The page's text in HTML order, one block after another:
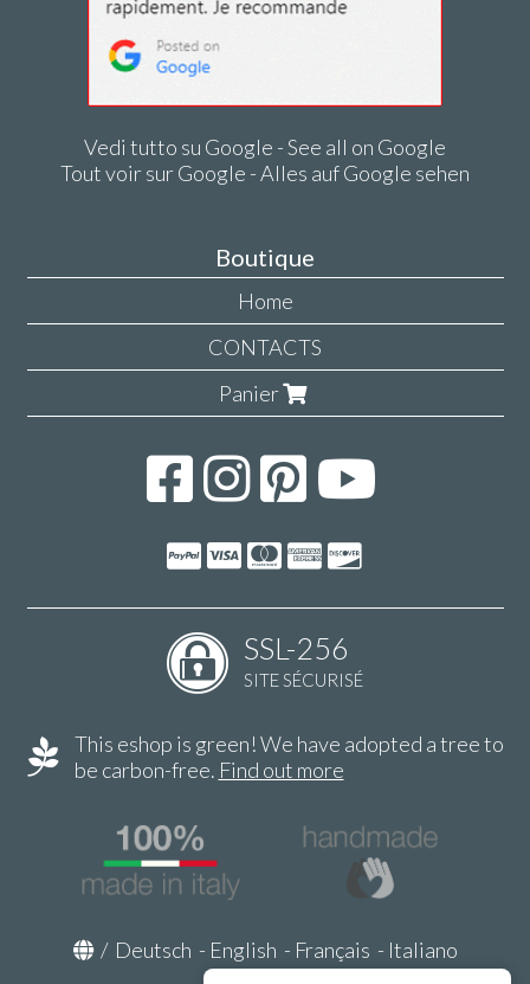
Vedi tutto su Google - See all on Google
Tout voir sur Google - Alles auf Google sehen
Boutique
Home
CONTACTS
Panier
SSL-256
SITE SÉCURISÉ
This eshop is green! We have adopted a tree to
be carbon-free. Find out more
/ Deutsch - English - Français - Italiano